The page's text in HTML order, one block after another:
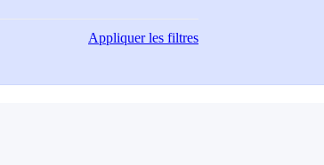
Appliquerles filtres